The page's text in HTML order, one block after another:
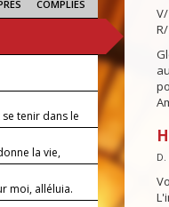
COMPLIES
tenir dans le
la vie,
moi, alléluia.